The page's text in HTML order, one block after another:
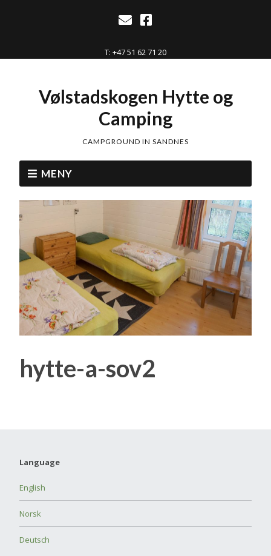
T: +47 51 62 71 20
Vølstadskogen Hytte og
Camping
CAMPGROUND IN SANDNES
MENY
hytte-a-sov2
Language
English
Norsk
Deutsch